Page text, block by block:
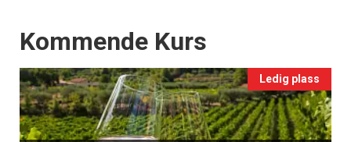
Events
Kommende Kurs
Ledig plass